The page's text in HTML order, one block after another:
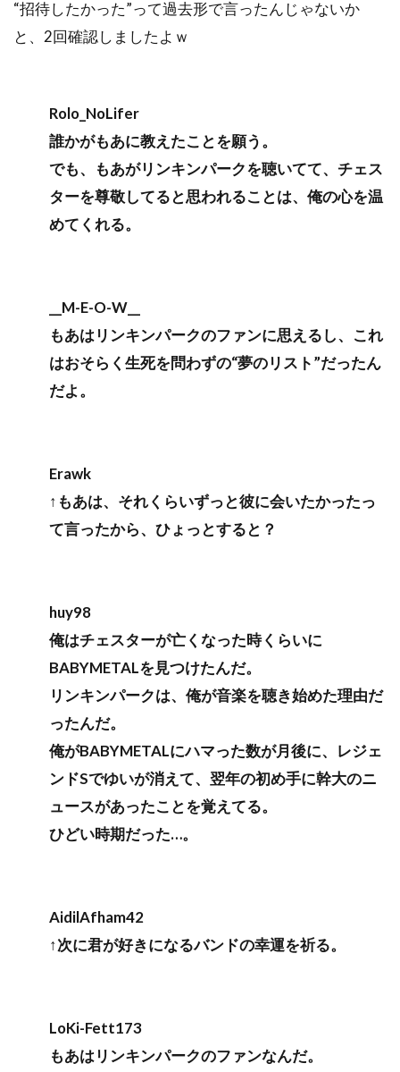
“招待したかった”って過去形で言ったんじゃないか
と、2回確認しましたよｗ
Rolo_NoLifer
誰かがもあに教えたことを願う。
でも、もあがリンキンパークを聴いてて、チェス
ターを尊敬してると思われることは、俺の心を温
めてくれる。
__M-E-O-W__
もあはリンキンパークのファンに思えるし、これ
はおそらく生死を問わずの“夢のリスト”だったん
だよ。
Erawk
↑もあは、それくらいずっと彼に会いたかったっ
て言ったから、ひょっとすると？
huy98
俺はチェスターが亡くなった時くらいに
BABYMETALを見つけたんだ。
リンキンパークは、俺が音楽を聴き始めた理由だ
ったんだ。
俺がBABYMETALにハマった数が月後に、レジェ
ンドSでゆいが消えて、翌年の初め手に幹大のニ
ュースがあったことを覚えてる。
ひどい時期だった…。
AidilAfham42
↑次に君が好きになるバンドの幸運を祈る。
LoKi-Fett173
もあはリンキンパークのファンなんだ。